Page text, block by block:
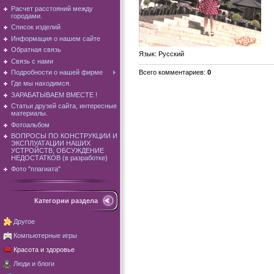
Расчет расстояний между
городами.
Список изделий
Информация о нашем сайте
Обратная связь
Связь с нами
Подробности о нашей фирме
Где мы находимся.
ЗАРАБАТЫВАЕМ ВМЕСТЕ !
Статьи друзей сайта, интересные
материалы.
Фотоальбом
ВОПРОСЫ ПО КОНСТРУКЦИИ И
ЭКСПЛУАТАЦИИ НАШИХ
УСТРОЙСТВ, ОБСУЖДЕНИЕ
НЕДОСТАТКОВ (в разработке)
Фото "плагиата"
Категории раздела
Другое
Компьютерные игры
Красота и здоровье
Люди и блоги
Язык: Русский
Всего комментариев: 0